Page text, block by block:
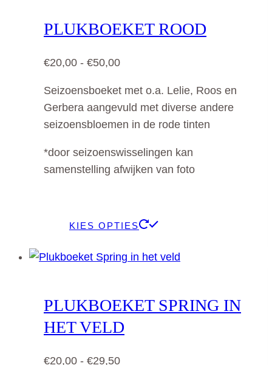
Deze
gekozen
worden
op
productpagina
PLUKBOEKET ROOD
€20,00 - €50,00Prijsklasse:
tot
€50,00
Seizoensboeket met o.a. Lelie, Roos en
Gerbera aangevuld met diverse andere
seizoensbloemen in de rode tinten
*door seizoenswisselingen kan
samenstelling afwijken van foto
KIES OPTIES
Deze
PLUKBOEKET SPRING IN
HET VELD
€20,00 - €29,50Prijsklasse: